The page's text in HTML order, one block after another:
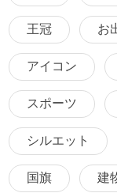
王冠 お
アイコン
スポーツ
シルエット
国旗 建